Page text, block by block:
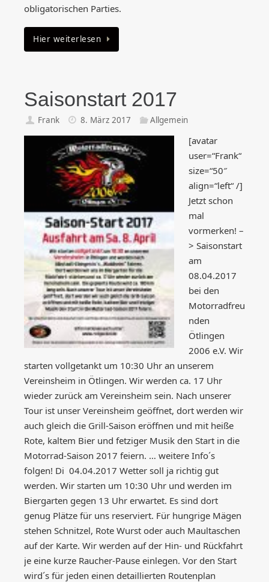
obligatorischen Parties.
Hier weiterlesen
Saisonstart 2017
Frank 8. März 2017 Allgemein
[avatar
user=“Frank“
size=“50″
align=“left“ /]
Jetzt schon
mal
vormerken! –
> Saisonstart
am
08.04.2017
bei den
Motorradfreu
nden
Ötlingen
2006 e.V. Wir
starten vollgetankt um 10:30 Uhr an unserem
Vereinsheim in Ötlingen. Wir werden ca. 17 Uhr
wieder zurück am Vereinsheim sein. Nach unserer
Tour ist unser Vereinsheim geöffnet, dort werden wir
auch gleich die Grill-Saison eröffnen und mit heiße
Rote, kaltem Bier und fetziger Musik den Start in die
Motorrad-Saison 2017 feiern. … weitere Info´s
folgen! Di 04.04.2017 Wetter soll ja richtig gut
werden. Wir starten um 10:30 Uhr und werden im
Biergarten gegen 13 Uhr erwartet. Es sind dort
genug Plätze für uns reserviert. Für hungrige Mägen
stehen Schnitzel, Rote Wurst oder auch Maultaschen
auf der Karte. Wir werden auf der Hin- und Rückfahrt
je eine kurze Raucher-Pause einlegen. Vor den Start
wird´s für jeden einen detaillierten Routenplan